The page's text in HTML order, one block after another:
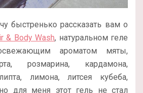
быстренько рассказать вам о
& Body Wash, натуральном геле
ароматом мяты,
розмарина, кардамона,
лимона, литсея кубеба,
для меня этот гель не стал